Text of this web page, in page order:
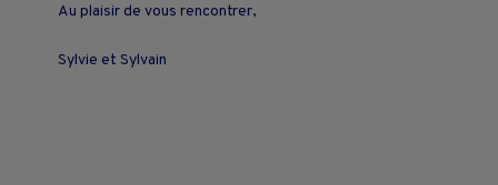
Au plaisir de vous rencontrer,
Sylvie et Sylvain